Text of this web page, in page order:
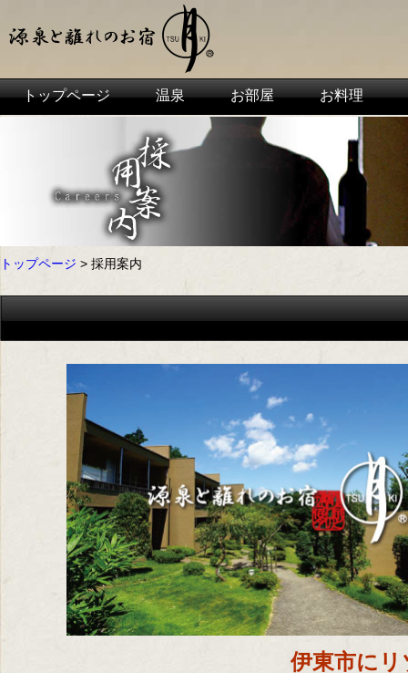
トップページ 温泉 お部屋 お料理
トップページ > 採用案内
伊東市に